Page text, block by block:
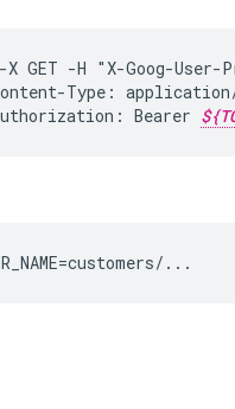
-X GET -H "X-Goog-
Type:
Bearer
...